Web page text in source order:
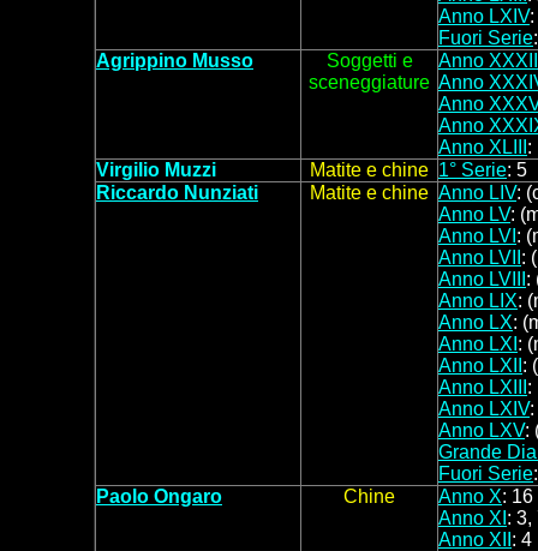
Anno LXIV:
Fuori Serie
Agrippino Musso
Soggetti e
sceneggiature
Anno
Anno
Anno
Anno
Anno XLIII :
Virgilio Muzzi
Matite e chine 1° Serie: 5
Riccardo Nunziati
Matite e chine Anno LIV:
Anno LV:
Anno LVI :
Anno LVII :
Anno LVIII :
Anno LIX:
Anno LX:
Anno LXI :
Anno LXII :
Anno LXIII :
Anno LXIV:
Anno LXV:
Grande
Fuori Serie
Paolo Ongaro
Chine Anno X: 16
Anno XI : 3,
Anno XII : 4